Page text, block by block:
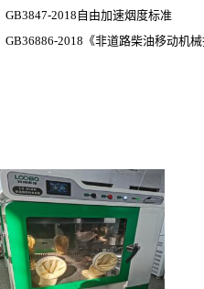
GB3847-2018自由加速烟度标准
GB36886-2018《非道路柴油移动机